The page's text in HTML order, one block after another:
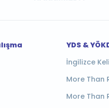
YDS &
İngilizce
More Than
More Than